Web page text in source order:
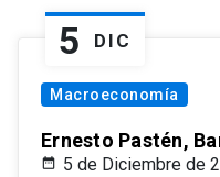
5 DIC
Macroeconomía
Ernesto Pastén,
5 de Diciembre de